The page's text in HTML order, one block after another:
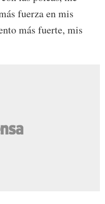
fuerza en mis
más fuerte, mis